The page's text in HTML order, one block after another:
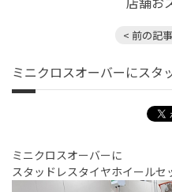
< 前の記
ミニクロスオーバーにスタ
ミニクロスオーバーに
スタッドレスタイヤホイールセ